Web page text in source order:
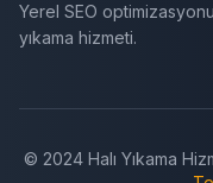
Yerel SEO
yıkama hizmeti.
© 2024 Halı Yıkama